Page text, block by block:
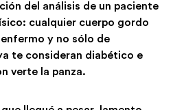
del análisis de un paciente
cualquier cuerpo gordo
y no sólo de
te consideran diabético e
verte la panza.